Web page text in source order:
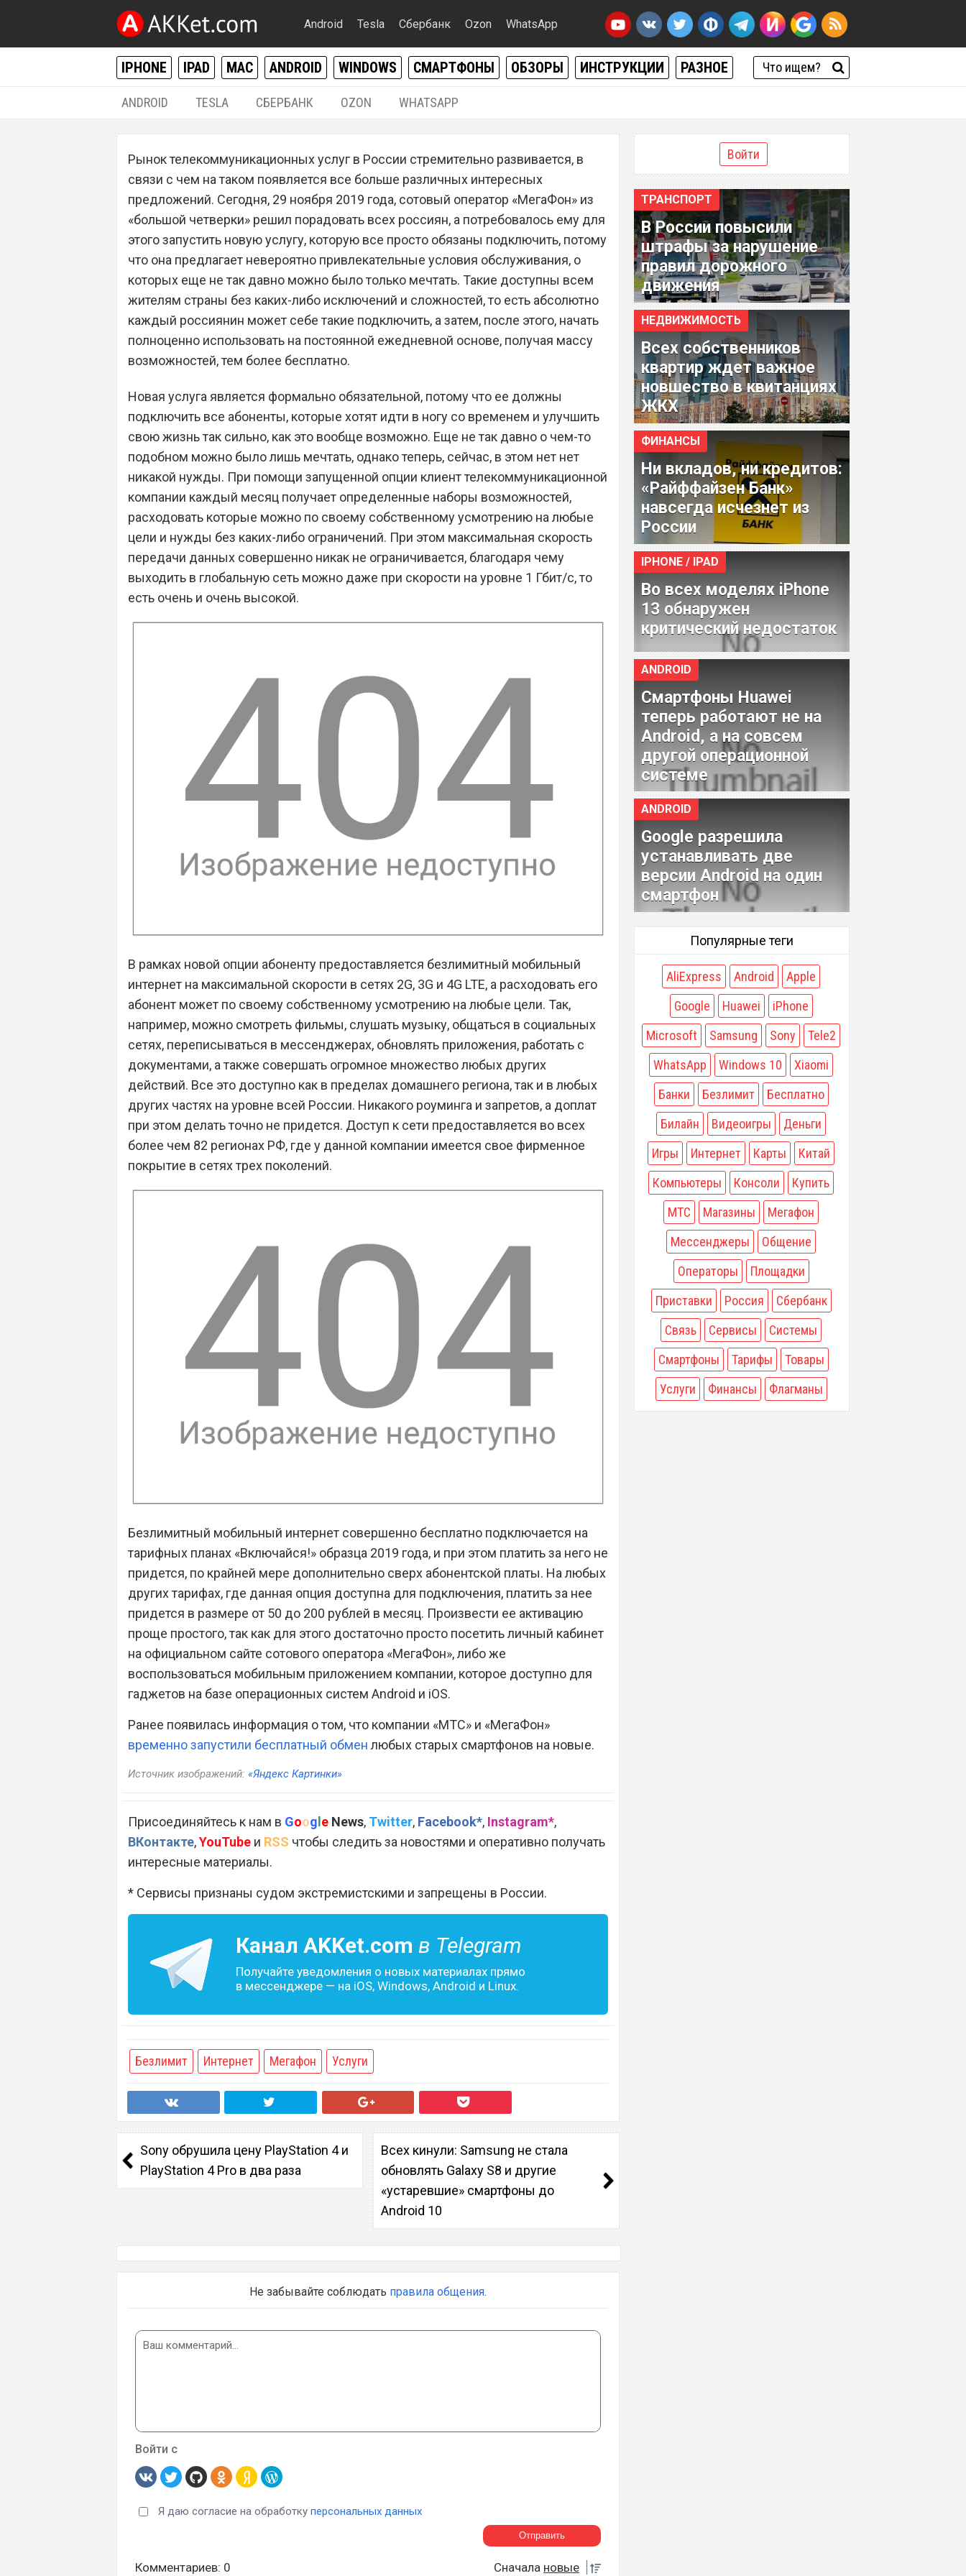
Android Tesla Сбербанк Ozon WhatsApp
IPHONE IPAD MAC ANDROID WINDOWS СМАРТФОНЫ ОБЗОРЫ ИНСТРУКЦИИ РАЗНОЕ
ANDROID TESLA СБЕРБАНК OZON WHATSAPP
Сотовый оператор «МегаФон» запустил
новую услугу, которую все обязаны
подключить
Рынок телекоммуникационных услуг в России стремительно развивается, в
связи с чем на таком появляется все больше различных интересных
предложений. Сегодня, 29 ноября 2019 года, сотовый оператор «МегаФон» из
«большой четверки» решил порадовать всех россиян, а потребовалось ему для
этого запустить новую услугу, которую все просто обязаны подключить, потому
что она предлагает невероятно привлекательные условия обслуживания, о
которых еще не так давно можно было только мечтать. Такие доступны всем
жителям страны без каких-либо исключений и сложностей, то есть абсолютно
каждый россиянин может себе такие подключить, а затем, после этого, начать
полноценно использовать на постоянной ежедневной основе, получая массу
возможностей, тем более бесплатно.
Новая услуга является формально обязательной, потому что ее должны
подключить все абоненты, которые хотят идти в ногу со временем и улучшить
свою жизнь так сильно, как это вообще возможно. Еще не так давно о чем-то
подобном можно было лишь мечтать, однако теперь, сейчас, в этом нет нет
никакой нужды. При помощи запущенной опции клиент телекоммуникационной
компании каждый месяц получает определенные наборы возможностей,
расходовать которые можно по своему собственному усмотрению на любые
цели и нужды без каких-либо ограничений. При этом максимальная скорость
передачи данных совершенно никак не ограничивается, благодаря чему
выходить в глобальную сеть можно даже при скорости на уровне 1 Гбит/с, то
есть очень и очень высокой.
В рамках новой опции абоненту предоставляется безлимитный мобильный
интернет на максимальной скорости в сетях 2G, 3G и 4G LTE, а расходовать его
абонент может по своему собственному усмотрению на любые цели. Так,
например, можно смотреть фильмы, слушать музыку, общаться в социальных
сетях, переписываться в мессенджерах, обновлять приложения, работать с
документами, а также совершать огромное множество любых других
действий. Все это доступно как в пределах домашнего региона, так и в любых
других частях на уровне всей России. Никакого роуминга и запретов, а доплат
при этом делать точно не придется. Доступ к сети предоставляется во всех
более чем 82 регионах РФ, где у данной компании имеется свое фирменное
покрытие в сетях трех поколений.
Безлимитный мобильный интернет совершенно бесплатно подключается на
тарифных планах «Включайся!» образца 2019 года, и при этом платить за него не
придется, по крайней мере дополнительно сверх абонентской платы. На любых
других тарифах, где данная опция доступна для подключения, платить за нее
придется в размере от 50 до 200 рублей в месяц. Произвести ее активацию
проще простого, так как для этого достаточно просто посетить личный кабинет
на официальном сайте сотового оператора «МегаФон», либо же
воспользоваться мобильным приложением компании, которое доступно для
гаджетов на базе операционных систем Android и iOS.
Ранее появилась информация о том, что компании «МТС» и «МегаФон»
временно запустили бесплатный обмен любых старых смартфонов на новые.
Источник изображений: «Яндекс Картинки»
Присоединяйтесь к нам в Google News, Twitter, Facebook*, Instagram*,
ВКонтакте,YouTube и RSS чтобы следить за новостями и оперативно получать
интересные материалы.
* Сервисы признаны судом экстремистскими и запрещены в России.
Канал AKKet.com в Telegram
Получайте уведомления о новых материалах прямо
в мессенджере — на iOS, Windows, Android и Linux.
Безлимит Интернет Мегафон Услуги
Sony обрушила цену PlayStation 4 и
PlayStation 4 Pro в два раза
Всех кинули: Samsung не стала
обновлять Galaxy S8 и другие
«устаревшие» смартфоны до
Android 10
Не забывайте соблюдать правила общения.
Войти с
Я даю согласие на обработку персональных данных
Комментариев: 0 Сначала новые
Войти
ТРАНСПОРТ
В России повысили
штрафы за нарушение
правил дорожного
движения
НЕДВИЖИМОСТЬ
Всех собственников
квартир ждет важное
новшество в квитанциях
ЖКХ
ФИНАНСЫ
Ни вкладов, ни кредитов:
«Райффайзен Банк»
навсегда исчезнет из
России
IPHONE / IPAD
Во всех моделях iPhone
13 обнаружен
критический недостаток
ANDROID
Смартфоны Huawei
теперь работают не на
Android, а на совсем
другой операционной
системе
ANDROID
Google разрешила
устанавливать две
версии Android на один
смартфон
Популярные теги
AliExpress Android
Apple
Google
Huawei
iPhone
Microsoft
Samsung Sony
Tele2
WhatsApp
Windows 10
Xiaomi
Банки
Безлимит
Бесплатно
Билайн
Видеоигры
Деньги
Игры
Интернет Карты
Китай
Компьютеры
Консоли
Купить
МТС
Магазины
Мегафон
Мессенджеры
Общение
Операторы
Площадки
Приставки
Россия
Сбербанк
Связь
Сервисы
Системы
Смартфоны
Тарифы
Товары
Услуги
Финансы Флагманы